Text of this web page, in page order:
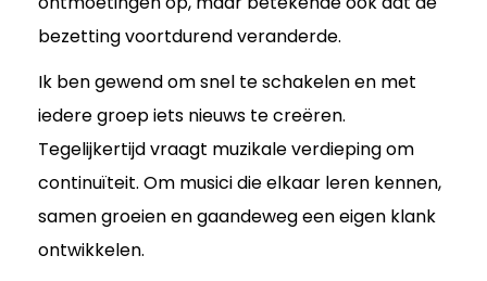
bezetting voortdurend veranderde.
Ik ben gewend om snel te schakelen en met
iedere groep iets nieuws te creëren.
Tegelijkertijd vraagt muzikale verdieping om
continuïteit. Om musici die elkaar leren kennen,
samen groeien en gaandeweg een eigen klank
ontwikkelen.